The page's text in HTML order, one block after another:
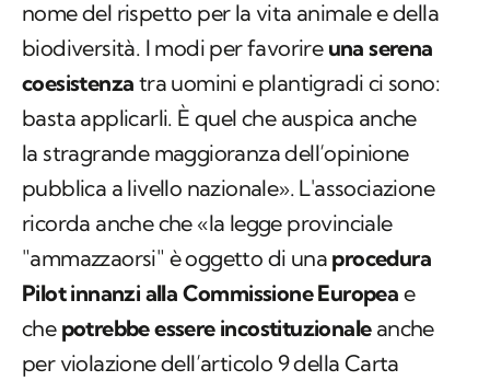
nome del rispetto per la vita animale e della
biodiversità. I modi per favorire una serena
coesistenza tra uomini e plantigradi ci sono:
basta applicarli. È quel che auspica anche
la stragrande maggioranza dell’opinione
pubblica a livello nazionale». L'associazione
ricorda anche che «la legge provinciale
"ammazzaorsi" è oggetto di una procedura
Pilot innanzi alla Commissione Europea e
chepotrebbe essere incostituzionaleanche
per violazione dell’articolo 9 della Carta